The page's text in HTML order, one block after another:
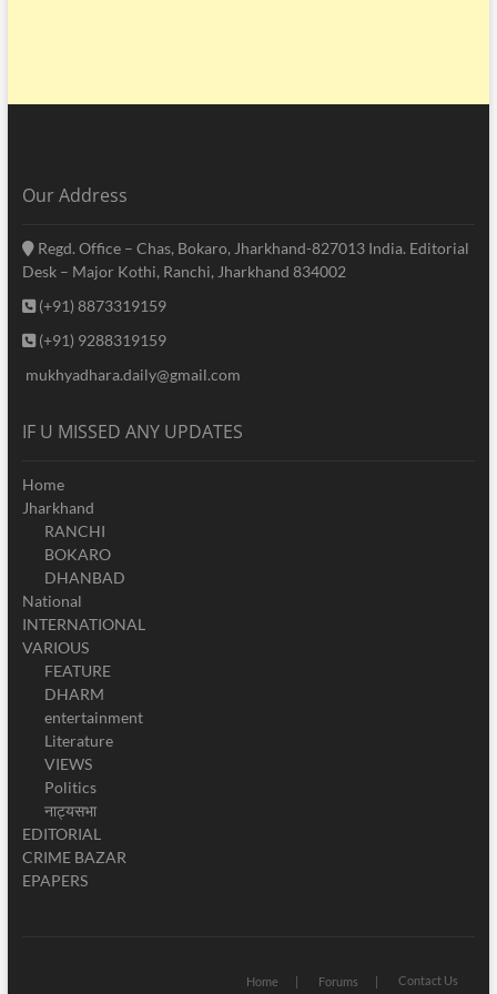
Our Address
Regd. Office – Chas, Bokaro, Jharkhand-827013 India. Editorial
Desk – Major Kothi, Ranchi, Jharkhand 834002
(+91) 8873319159
(+91) 9288319159
mukhyadhara.daily@gmail.com
IF U MISSED ANY UPDATES
Home
Jharkhand
RANCHI
BOKARO
DHANBAD
National
INTERNATIONAL
VARIOUS
FEATURE
DHARM
entertainment
Literature
VIEWS
Politics
नाट्यसभा
EDITORIAL
CRIME BAZAR
EPAPERS
Home Forums Contact Us